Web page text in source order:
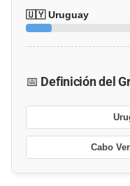
🇺🇾 Uruguay
📅 Definición del
Cabo